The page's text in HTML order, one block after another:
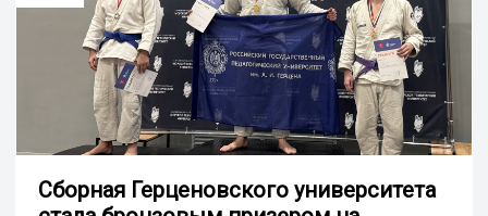
Сборная Герценовского университета